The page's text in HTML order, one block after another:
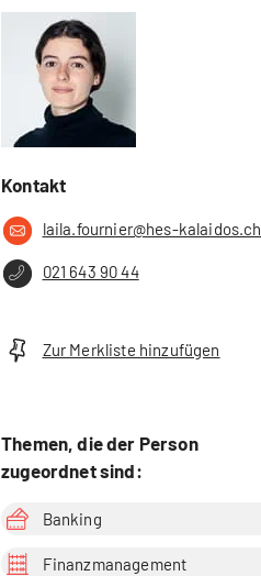
Kontakt
laila.fournier@hes-kalaidos.ch
021 643 90 44
Zur Merkliste hinzufügen
Themen, die der Person
zugeordnet sind:
Banking
Finanzmanagement